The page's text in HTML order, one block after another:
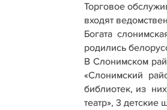
Торговое
входят
Богата
родились
В Слонимском
«Слонимский
библиотек, из
театр», 3 детские